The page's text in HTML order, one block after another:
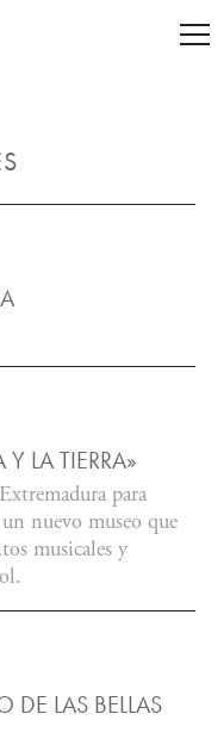
LA TIERRA»
para
nuevo museo que
musicales y
DE LAS BELLAS